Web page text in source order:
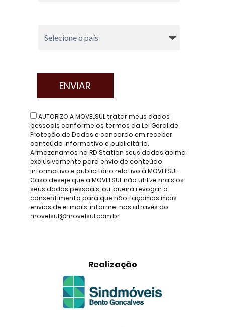
AUTORIZO A MOVELSUL tratar meus dados
pessoais conforme os termos da Lei Geral de
Proteção de Dados e concordo em receber
conteúdo informativo e publicitário.
Armazenamos na RD Station seus dados acima
exclusivamente para envio de conteúdo
informativo e publicitário relativo à MOVELSUL.
Caso deseje que a MOVELSUL não utilize mais os
seus dados pessoais, ou, queira revogar o
consentimento para que não façamos mais
envios de e-mails, informe-nos através do
movelsul@movelsul.com.br
Realização